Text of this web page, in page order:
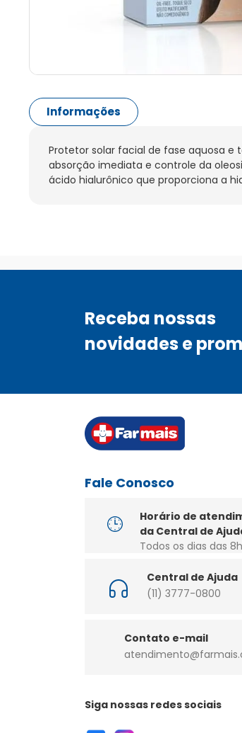
Informações
Protetor solar facial de fase aquosa e
absorção imediata e controle da
ácido hialurônico que proporciona a
Receba nossas
novidades e
Fale Conosco
Horário de
da Central de
Todos os dias das
Central de Ajuda
(11) 3777-0800
Contato e-mail
Siga nossas redes sociais